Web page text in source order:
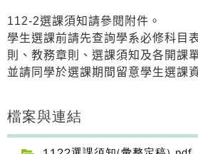
112-2選課須知請參閱附件。
學生選課前請先查詢學系必修科目
則、教務章則、選課須知及各開課
並請同學於選課期間留意學生選課
檔案與連結